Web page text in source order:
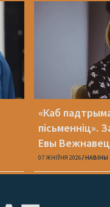
«Каб
пісьменніц».
Евы Вежнавец
07 ЖНІЎНЯ 2026 НАВІНЫ